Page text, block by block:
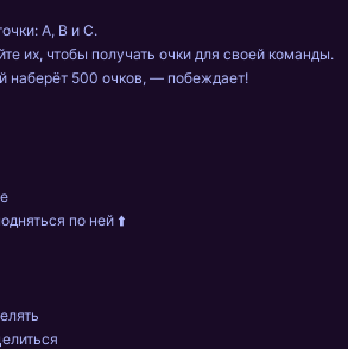
A, B и C.
их, чтобы получать очки для своей команды.
наберёт 500 очков, — побеждает!
по ней ⬆️